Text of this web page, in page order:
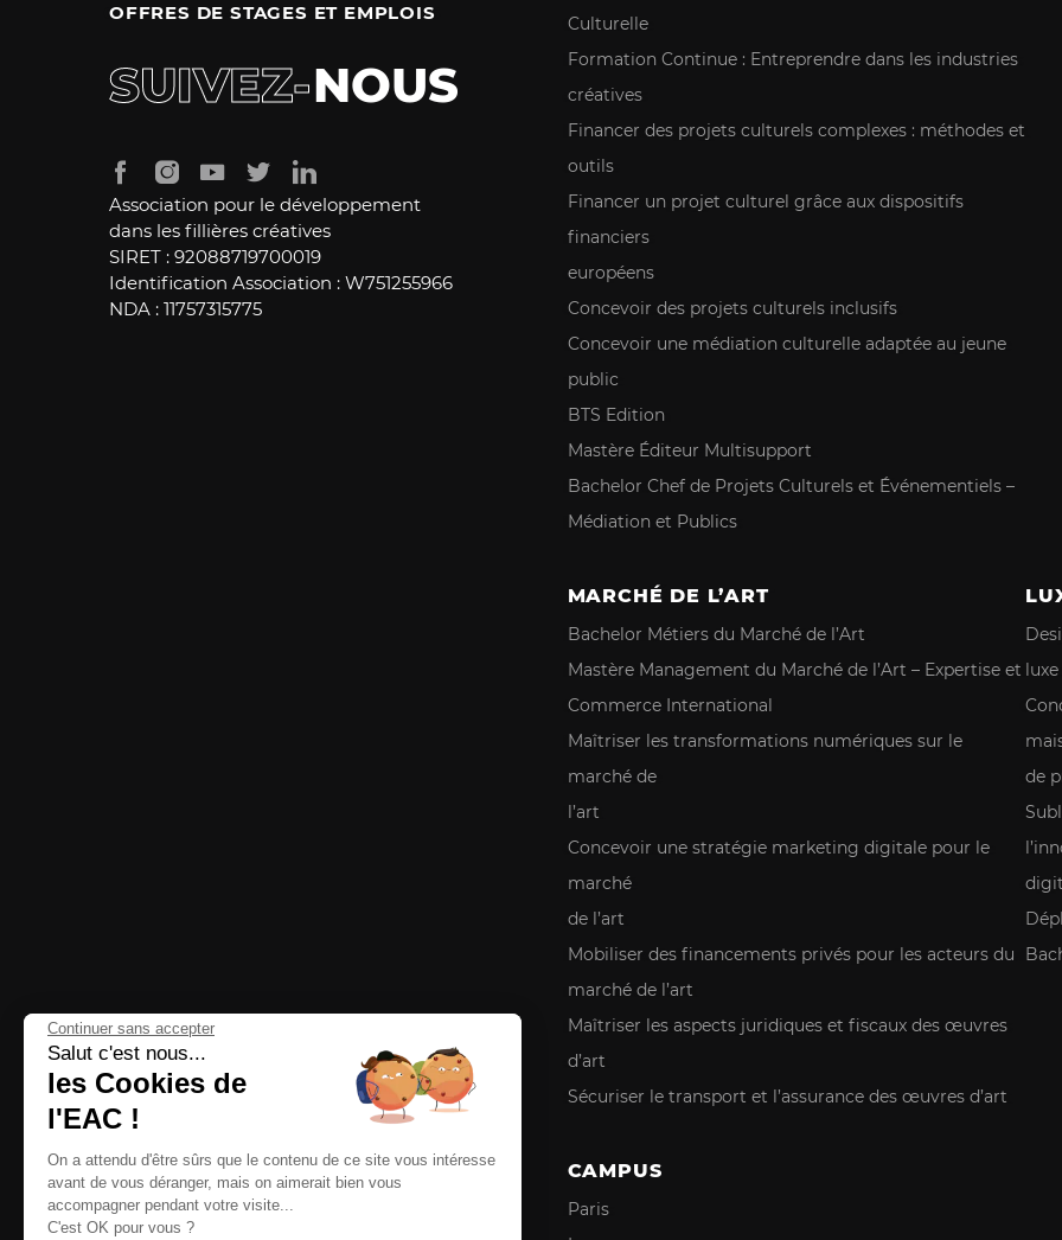
OFFRES DE STAGES ET EMPLOIS
SUIVEZ-NOUS
Association pour le développement
dans les fillières créatives
SIRET : 92088719700019
Identification Association : W751255966
NDA : 11757315775
Culturelle
Formation Continue : Entreprendre dans les industries
créatives
Financer des projets culturels complexes : méthodes et
outils
Financer un projet culturel grâce aux dispositifs
financiers
européens
Concevoir des projets culturels inclusifs
Concevoir une médiation culturelle adaptée au jeune
public
BTS Edition
Mastère Éditeur Multisupport
Bachelor Chef de Projets Culturels et Événementiels –
Médiation et Publics
MARCHÉ DE L’ART
Bachelor Métiers du Marché de l’Art
Mastère Management du Marché de l’Art – Expertise et
Commerce International
Maîtriser les transformations numériques sur le
marché de
l’art
Concevoir une stratégie marketing digitale pour le
marché
de l’art
Mobiliser des financements privés pour les acteurs du
marché de l’art
Maîtriser les aspects juridiques et fiscaux des œuvres
d’art
Sécuriser le transport et l’assurance des œuvres d’art
luxe
de
CAMPUS
Paris
Continuer sans accepter
Salut c'est nous...
les Cookies de
l'EAC !
On a attendu d'être sûrs que le contenu de ce site vous intéresse
avant de vous déranger, mais on aimerait bien vous
accompagner pendant votre visite...
C'est OK pour vous ?